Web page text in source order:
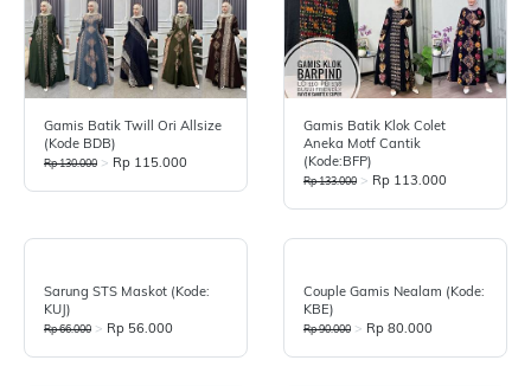
Gamis Batik Twill Ori Allsize
(kode BDB)
Rp 130.000 > Rp 115.000
Gamis Batik Klok Colet
Aneka Motf Cantik
(Kode:BFP)
Rp 133.000 > Rp 113.000
Sarung STS Maskot (Kode:
KUJ)
Rp 66.000 > Rp 56.000
Couple Gamis Nealam (Kode:
KBE)
Rp 90.000 > Rp 80.000